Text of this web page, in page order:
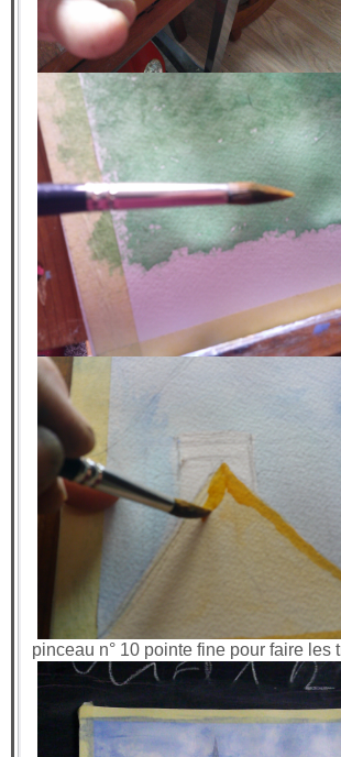
pinceau n° 10 pointe fine pour faire les